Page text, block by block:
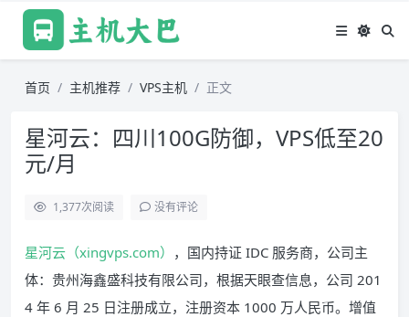
首页 主机推荐 VPS主机 正文
星河云：四川100G防御，VPS低至20
元/月
1,377次阅读 没有评论
星河云（xingvps.com） ，国内持证 IDC 服务商，公司主
体：贵州海鑫盛科技有限公司，根据天眼查信息，公司 201
4 年 6 月 25 日注册成立，注册资本 1000 万人民币。增值